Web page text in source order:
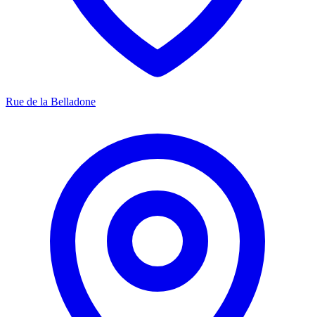
Rue de la Belladone